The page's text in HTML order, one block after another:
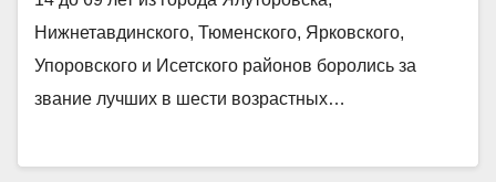
Нижнетавдинского, Тюменского, Ярковского,
Упоровского и Исетского районов боролись за
звание лучших в шести возрастных…